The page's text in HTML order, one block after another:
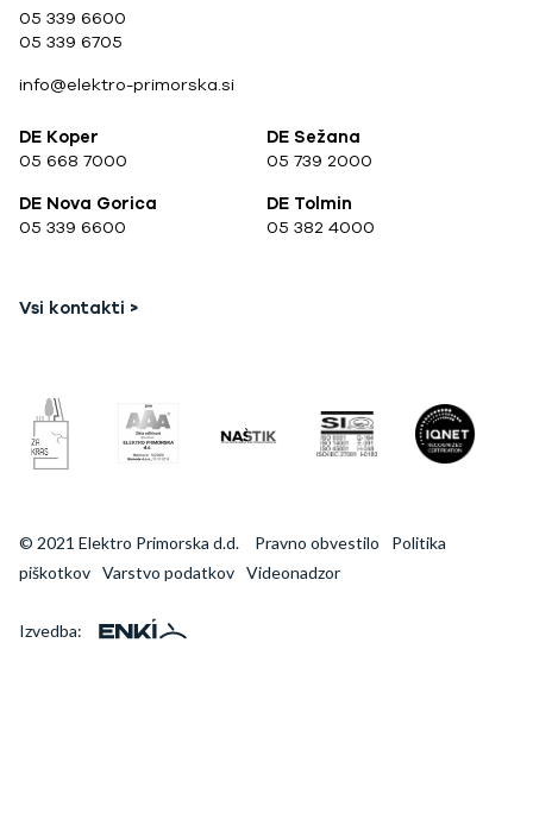
05 339 6600
05 339 6705
info@elektro-primorska.si
DE Koper
05 668 7000
DE Sežana
05 739 2000
DE Nova Gorica
05 339 6600
DE Tolmin
05 382 4000
Vsi kontakti >
© 2021 Elektro Primorska d.d. Pravno obvestilo
Politika
piškotkov Varstvo podatkov Videonadzor
Izvedba: